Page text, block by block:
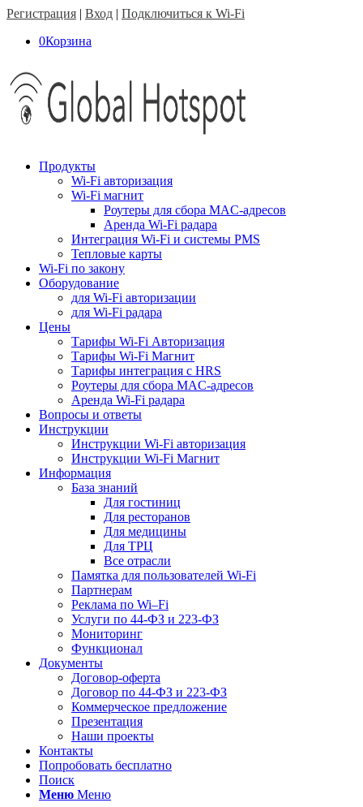
Регистрация | Вход | Подключиться к Wi-Fi
0Корзина
Продукты
Wi-Fi авторизация
Wi-Fi магнит
Роутеры для сбора MAC-адресов
Аренда Wi-Fi радара
Интеграция Wi-Fi и системы PMS
Тепловые карты
Wi-Fi по закону
Оборудование
для Wi-Fi авторизации
для Wi-Fi радара
Цены
Тарифы Wi-Fi Авторизация
Тарифы Wi-Fi Магнит
Тарифы интеграция с HRS
Роутеры для сбора MAC-адресов
Аренда Wi-Fi радара
Вопросы и ответы
Инструкции
Инструкции Wi-Fi авторизация
Инструкции Wi-Fi Магнит
Информация
База знаний
Для гостиниц
Для ресторанов
Для медицины
Для ТРЦ
Все отрасли
Памятка для пользователей Wi-Fi
Партнерам
Реклама по Wi–Fi
Услуги по 44-ФЗ и 223-ФЗ
Мониторинг
Функционал
Документы
Договор-оферта
Договор по 44-ФЗ и 223-ФЗ
Коммерческое предложение
Презентация
Наши проекты
Контакты
Попробовать бесплатно
Поиск
Меню Меню